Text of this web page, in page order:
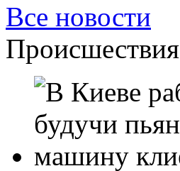
Все новости
Происшествия